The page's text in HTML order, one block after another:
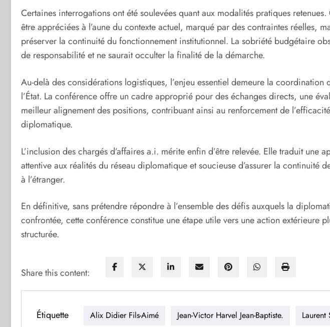
Certaines interrogations ont été soulevées quant aux modalités pratiques
être appréciées à l’aune du contexte actuel, marqué par des contraintes réelles,
préserver la continuité du fonctionnement institutionnel. La sobriété budgétaire
de responsabilité et ne saurait occulter la finalité de la démarche.
Au-delà des considérations logistiques, l’enjeu essentiel demeure la coordination
l’État. La conférence offre un cadre approprié pour des échanges directs, une
meilleur alignement des positions, contribuant ainsi au renforcement de
diplomatique.
L’inclusion des chargés d’affaires a.i. mérite enfin d’être relevée. Elle traduit une
attentive aux réalités du réseau diplomatique et soucieuse d’assurer la continuité
à l’étranger.
En définitive, sans prétendre répondre à l’ensemble des défis auxquels la
confrontée, cette conférence constitue une étape utile vers une action extérieure
structurée.
Share this content:
Étiquette Alix Didier Fils-Aimé Jean-Victor Harvel Jean-Baptiste. Laurent